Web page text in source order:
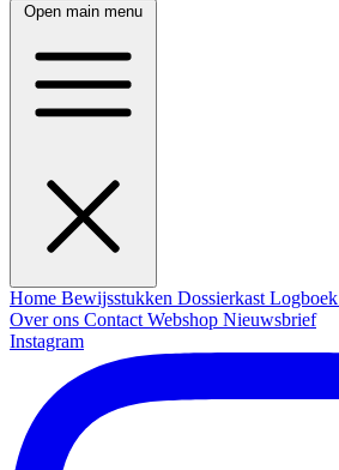
Open main menu
Home Bewijsstukken Dossierkast Logboek
Over ons Contact Webshop Nieuwsbrief
Instagram